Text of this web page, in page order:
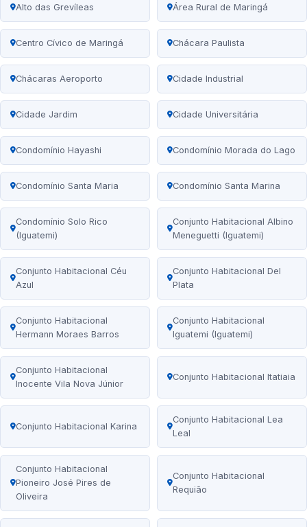
Alto das Grevíleas Área Rural de Maringá
Centro Cívico de Maringá Chácara Paulista
Chácaras Aeroporto Cidade Industrial
Cidade Jardim Cidade Universitária
Condomínio Hayashi Condomínio Morada do Lago
Condomínio Santa Maria Condomínio Santa Marina
Condomínio Solo Rico
(Iguatemi)
Conjunto Habitacional Albino
Meneguetti (Iguatemi)
Conjunto Habitacional Céu
Azul
Conjunto Habitacional Del
Plata
Conjunto Habitacional
Hermann Moraes Barros
Conjunto Habitacional
Iguatemi (Iguatemi)
Conjunto Habitacional
Inocente Vila Nova Júnior
Conjunto Habitacional Itatiaia
Conjunto Habitacional Karina
Conjunto Habitacional Lea
Leal
Conjunto Habitacional
Pioneiro José Pires de
Oliveira
Conjunto Habitacional
Requião